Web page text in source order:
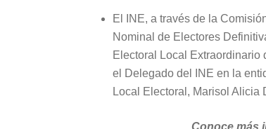
El INE, a través de la
Nominal de Electores
Electoral Local Extraordinario
el Delegado del INE en la
Local Electoral, Marisol Alicia
Conoce más